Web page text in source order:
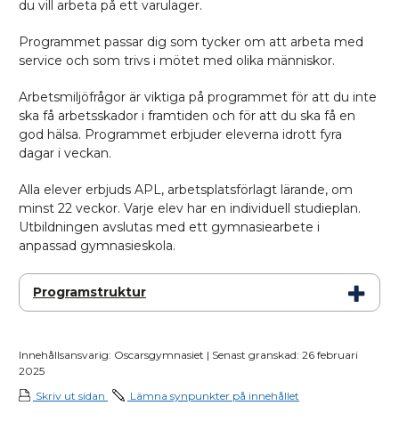
du vill arbeta på ett varulager.
Programmet passar dig som tycker om att arbeta med
service och som trivs i mötet med olika människor.
Arbetsmiljöfrågor är viktiga på programmet för att du inte
ska få arbetsskador i framtiden och för att du ska få en
god hälsa. Programmet erbjuder eleverna idrott fyra
dagar i veckan.
Alla elever erbjuds APL, arbetsplatsförlagt lärande, om
minst 22 veckor. Varje elev har en individuell studieplan.
Utbildningen avslutas med ett gymnasiearbete i
anpassad gymnasieskola.
Programstruktur
Innehållsansvarig: Oscarsgymnasiet | Senast granskad: 26 februari
2025
Skriv ut sidan
Lämna synpunkter på innehållet